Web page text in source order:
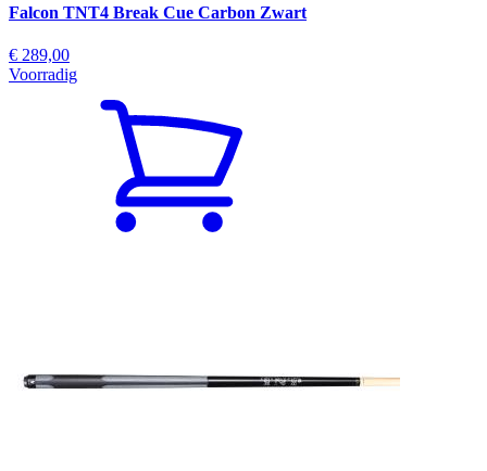
Falcon TNT4 Break Cue Carbon Zwart
€ 289,00
Voorradig